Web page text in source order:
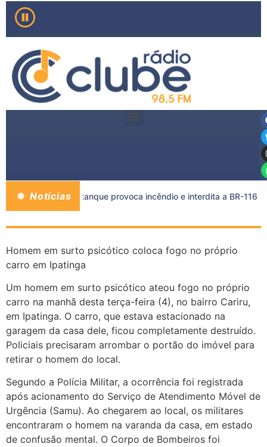
Notícias
e caminhão-tanque provoca incêndio e interdita a BR-116
Homem em surto psicótico coloca fogo no próprio
carro em Ipatinga
Um homem em surto psicótico ateou fogo no próprio
carro na manhã desta terça-feira (4), no bairro Cariru,
em Ipatinga. O carro, que estava estacionado na
garagem da casa dele, ficou completamente destruído.
Policiais precisaram arrombar o portão do imóvel para
retirar o homem do local.
Segundo a Polícia Militar, a ocorrência foi registrada
após acionamento do Serviço de Atendimento Móvel de
Urgência (Samu). Ao chegarem ao local, os militares
encontraram o homem na varanda da casa, em estado
de confusão mental. O Corpo de Bombeiros foi